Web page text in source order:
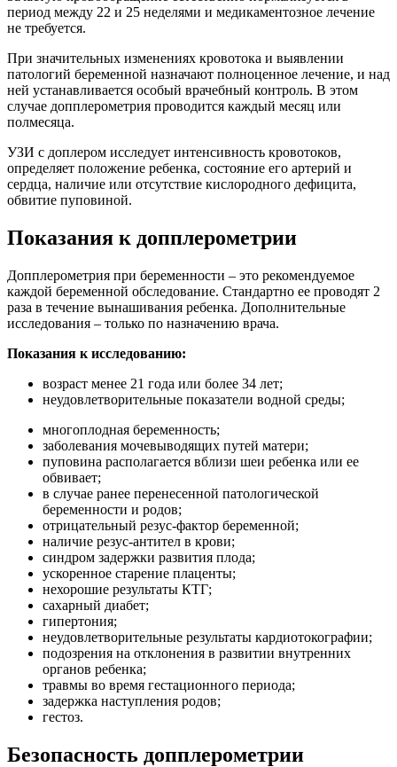
период между 22 и 25 неделями и медикаментозное лечение
не требуется.
При значительных изменениях кровотока и выявлении
патологий беременной назначают полноценное лечение, и над
ней устанавливается особый врачебный контроль. В этом
случае допплерометрия проводится каждый месяц или
полмесяца.
УЗИ с доплером исследует интенсивность кровотоков,
определяет положение ребенка, состояние его артерий и
сердца, наличие или отсутствие кислородного дефицита,
обвитие пуповиной.
Показания к допплерометрии
Допплерометрия при беременности – это рекомендуемое
каждой беременной обследование. Стандартно ее проводят 2
раза в течение вынашивания ребенка. Дополнительные
исследования – только по назначению врача.
Показания к исследованию:
возраст менее 21 года или более 34 лет;
неудовлетворительные показатели водной среды;
многоплодная беременность;
заболевания мочевыводящих путей матери;
пуповина располагается вблизи шеи ребенка или ее
обвивает;
в случае ранее перенесенной патологической
беременности и родов;
отрицательный резус-фактор беременной;
наличие резус-антител в крови;
синдром задержки развития плода;
ускоренное старение плаценты;
нехорошие результаты КТГ;
сахарный диабет;
гипертония;
неудовлетворительные результаты кардиотокографии;
подозрения на отклонения в развитии внутренних
органов ребенка;
травмы во время гестационного периода;
задержка наступления родов;
гестоз.
Безопасность допплерометрии